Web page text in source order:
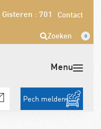
Gisteren : 701 Contact
Zoeken 0
Pech melden